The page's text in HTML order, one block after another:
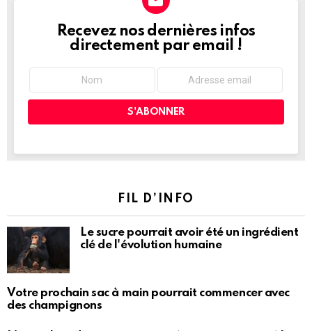
NEWSLETTER
Recevez nos dernières infos
directement par email !
FIL D’INFO
Le sucre pourrait avoir été un ingrédient
clé de l'évolution humaine
Votre prochain sac à main pourrait commencer avec
des champignons